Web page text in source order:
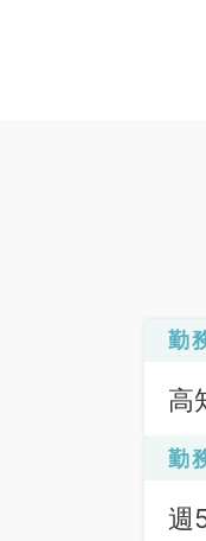
勤
高
勤
週